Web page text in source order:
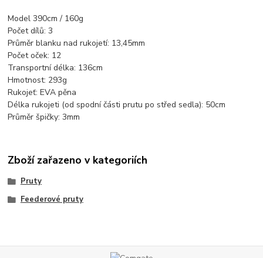
Model 390cm / 160g
Počet dílů: 3
Průměr blanku nad rukojetí: 13,45mm
Počet oček: 12
Transportní délka: 136cm
Hmotnost: 293g
Rukojeť: EVA pěna
Délka rukojeti (od spodní části prutu po střed sedla): 50cm
Průměr špičky: 3mm
Zboží zařazeno v kategoriích
Pruty
Feederové pruty